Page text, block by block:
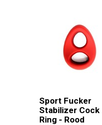
Sport Fucker
Stabilizer Cock
Ring - Rood